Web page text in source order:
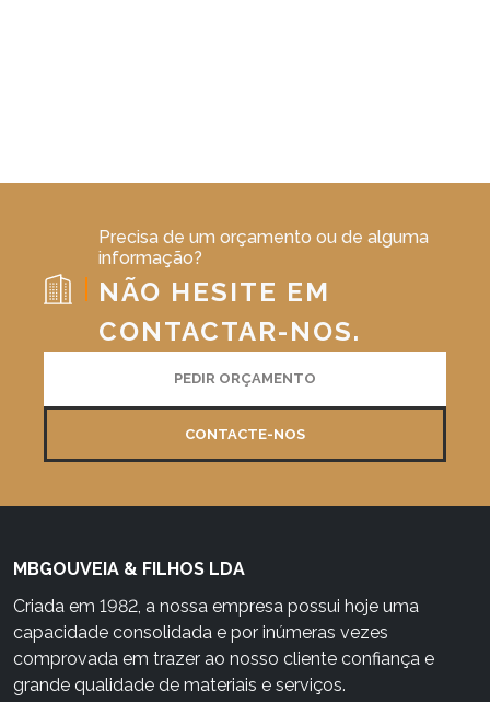
Precisa de um orçamento ou de alguma
informação?
NÃO HESITE EM
CONTACTAR-NOS.
PEDIR ORÇAMENTO
CONTACTE-NOS
MBGOUVEIA & FILHOS LDA
Criada em 1982, a nossa empresa possui hoje uma
capacidade consolidada e por inúmeras vezes
comprovada em trazer ao nosso cliente confiança e
grande qualidade de materiais e serviços.